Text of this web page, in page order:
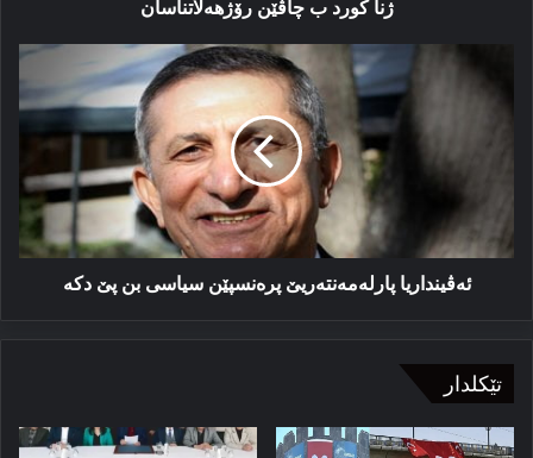
ژنا كورد ب چاڤێن رۆژھەلاتناسان
ئه‌ڤینداریا
پارله‌مه‌نته‌ریێ
پره‌نسپێن
سیاسی
بن
ئه‌ڤینداریا پارله‌مه‌نته‌ریێ پره‌نسپێن سیاسی بن پێ دکه‌
تێکلدار